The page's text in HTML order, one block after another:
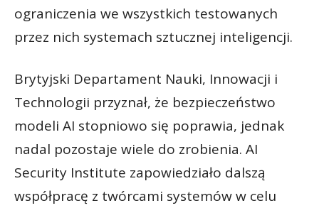
ograniczenia we wszystkich testowanych
przez nich systemach sztucznej inteligencji.
Brytyjski Departament Nauki, Innowacji i
Technologii przyznał, że bezpieczeństwo
modeli AI stopniowo się poprawia, jednak
nadal pozostaje wiele do zrobienia. AI
Security Institute zapowiedziało dalszą
współpracę z twórcami systemów w celu